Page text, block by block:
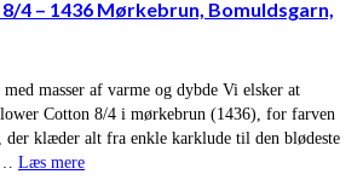
4 – 1436 Mørkebrun, Bomuldsgarn,
masser af varme og dybde Vi elsker at
Cotton 8/4 i mørkebrun (1436), for farven
der klæder alt fra enkle karklude til den blødeste
Læs mere